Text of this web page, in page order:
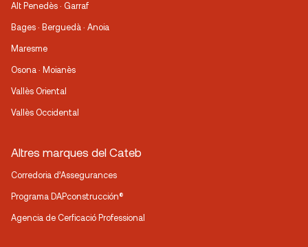
Alt Penedès · Garraf
Bages · Berguedà · Anoia
Maresme
Osona · Moianès
Vallès Oriental
Vallès Occidental
Altres marques del Cateb
Corredoria d’Assegurances
Programa DAPconstrucción®
Agencia de Cerficació Professional